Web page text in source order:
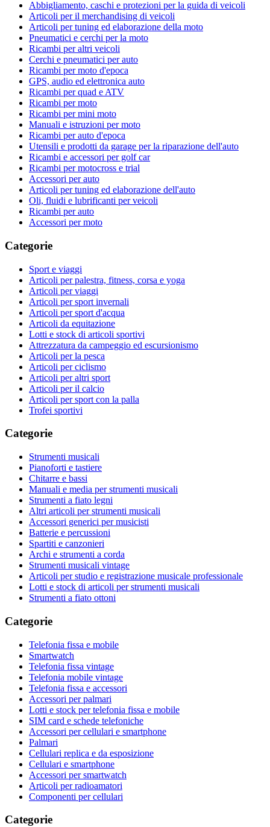
Abbigliamento, caschi e protezioni per la guida di veicoli
Articoli per il merchandising di veicoli
Articoli per tuning ed elaborazione della moto
Pneumatici e cerchi per la moto
Ricambi per altri veicoli
Cerchi e pneumatici per auto
Ricambi per moto d'epoca
GPS, audio ed elettronica auto
Ricambi per quad e ATV
Ricambi per moto
Ricambi per mini moto
Manuali e istruzioni per moto
Ricambi per auto d'epoca
Utensili e prodotti da garage per la riparazione dell'auto
Ricambi e accessori per golf car
Ricambi per motocross e trial
Accessori per auto
Articoli per tuning ed elaborazione dell'auto
Oli, fluidi e lubrificanti per veicoli
Ricambi per auto
Accessori per moto
Categorie
Sport e viaggi
Articoli per palestra, fitness, corsa e yoga
Articoli per viaggi
Articoli per sport invernali
Articoli per sport d'acqua
Articoli da equitazione
Lotti e stock di articoli sportivi
Attrezzatura da campeggio ed escursionismo
Articoli per la pesca
Articoli per ciclismo
Articoli per altri sport
Articoli per il calcio
Articoli per sport con la palla
Trofei sportivi
Categorie
Strumenti musicali
Pianoforti e tastiere
Chitarre e bassi
Manuali e media per strumenti musicali
Strumenti a fiato legni
Altri articoli per strumenti musicali
Accessori generici per musicisti
Batterie e percussioni
Spartiti e canzonieri
Archi e strumenti a corda
Strumenti musicali vintage
Articoli per studio e registrazione musicale professionale
Lotti e stock di articoli per strumenti musicali
Strumenti a fiato ottoni
Categorie
Telefonia fissa e mobile
Smartwatch
Telefonia fissa vintage
Telefonia mobile vintage
Telefonia fissa e accessori
Accessori per palmari
Lotti e stock per telefonia fissa e mobile
SIM card e schede telefoniche
Accessori per cellulari e smartphone
Palmari
Cellulari replica e da esposizione
Cellulari e smartphone
Accessori per smartwatch
Articoli per radioamatori
Componenti per cellulari
Categorie